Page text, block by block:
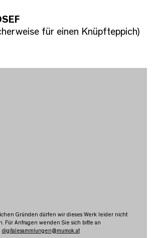
für einen Knüpfteppich)
Gründen dürfen wir dieses Werk leider nicht
Für Anfragen wenden Sie sich bitte an
digitalesammlungen@mumok.at